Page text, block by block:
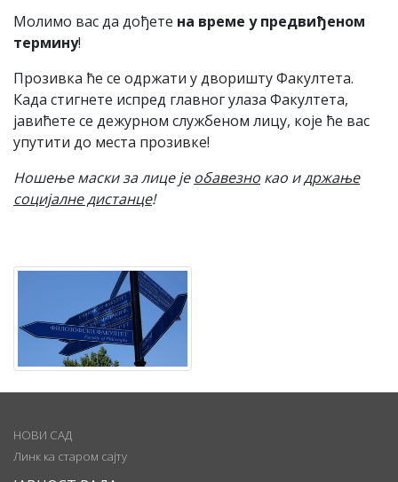
Молимо вас да дођете на време у предвиђеном
термину!
Прозивка ће се одржати у дворишту Факултета.
Када стигнете испред главног улаза Факултета,
јавићете се дежурном службеном лицу, којe ће вас
упутити до места прозивке!
Ношење маски за лице јеобавезно као идржање
социјалне дистанце!
НОВИ САД
Линк ка старом сајту